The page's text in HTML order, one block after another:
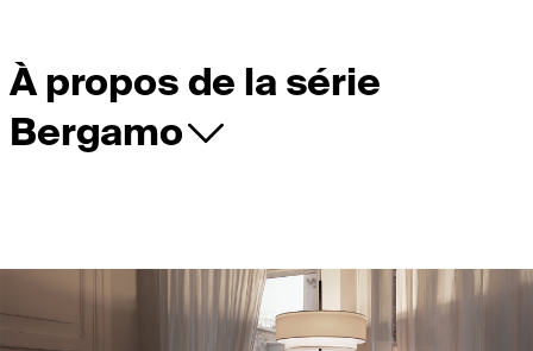
À propos de la série
Bergamo